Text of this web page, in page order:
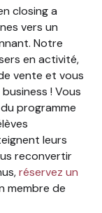
closing a
vers un
Notre
en activité,
vente et vous
! Vous
programme
leurs
reconvertir
réservez un
membre de